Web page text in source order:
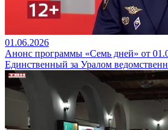
01.06.2026
Анонс программы «Семь дней» от
Единственный за Уралом